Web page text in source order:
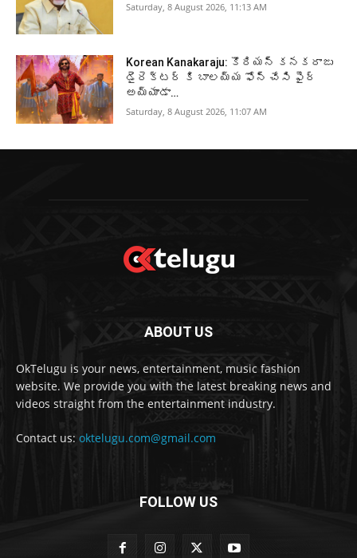
Saturday, 8 August 2026, 11:13 AM
Korean Kanakaraju: కొరియన్ కనకరాజు
డైరెక్టర్ కి బాలయ్య ఫోన్ చేసి ఫైర్
అయ్యాడా…
Saturday, 8 August 2026, 11:07 AM
ABOUT US
OkTelugu is your news, entertainment, music fashion
website. We provide you with the latest breaking news and
videos straight from the entertainment industry.
Contact us: oktelugu.com@gmail.com
FOLLOW US